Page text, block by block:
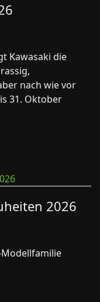
Kawasaki die
nach wie vor
31. Oktober
2026
Modellfamilie